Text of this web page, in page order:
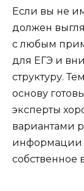
Если вы не
должен
с любым
для ЕГЭ и
структуру.
основу
эксперты
вариантами
информации